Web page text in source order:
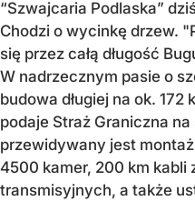
“Szwajcaria Podlaska”
Chodzi o wycinkę drzew.
się przez całą długość
W nadrzecznym pasie o
budowa długiej na ok.
podaje Straż Graniczna
przewidywany jest
4500 kamer, 200 km kabli
transmisyjnych, a także